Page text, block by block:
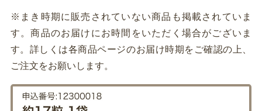
※まき時期に販売されていない商品も掲載されていま
す。商品のお届けにお時間をいただく場合がございま
す。詳しくは各商品ページのお届け時期をご確認の上、
ご注文をお願いします。